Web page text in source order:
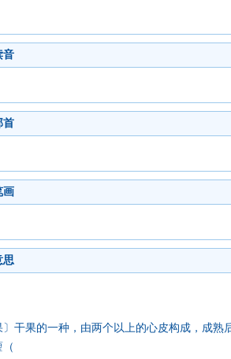
音
首
画
思
〕干果的一种，由两个以上的心皮构成，成
（